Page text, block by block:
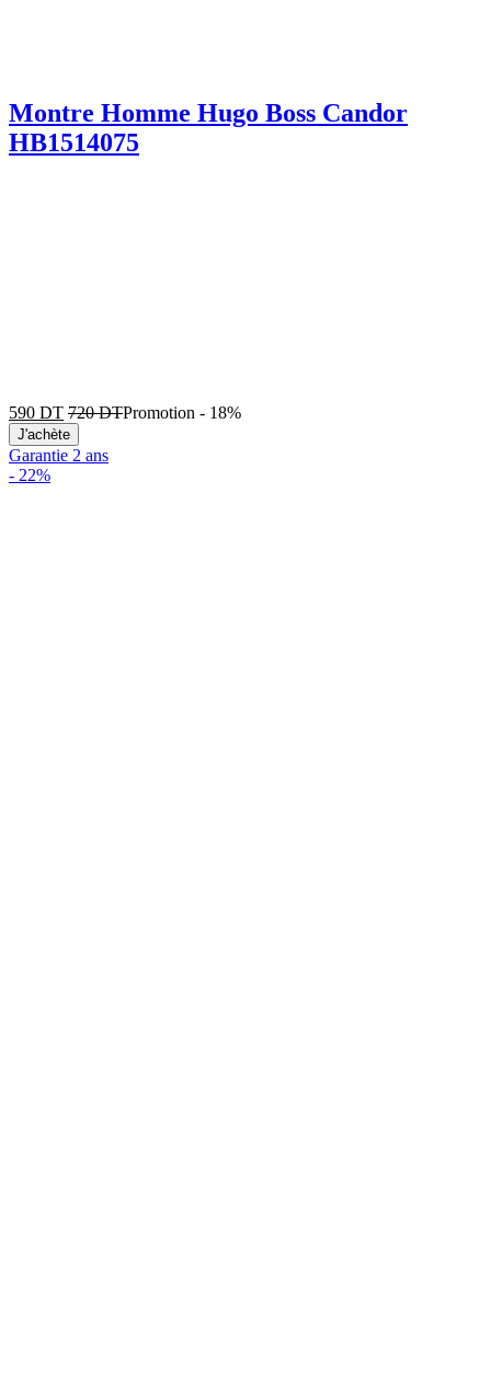
Montre Homme Hugo Boss Candor
HB1514075
590 DT 720DTPromotion - 18%
J'achète
Garantie 2 ans
- 22%